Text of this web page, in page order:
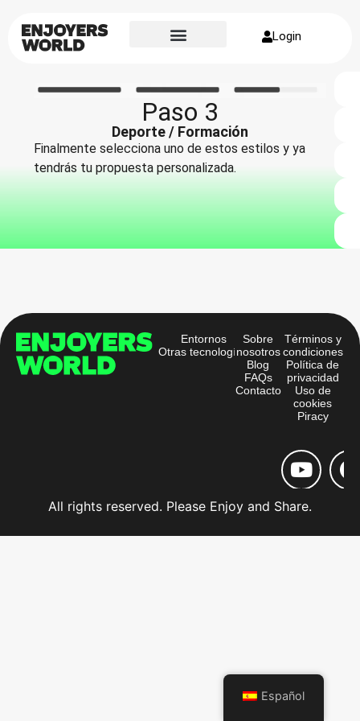
Login
Paso 3
Deporte / Formación
Finalmente selecciona uno de estos estilos y ya
tendrás tu propuesta personalizada.
Entornos
Otras tecnologías
Sobre
nosotros
Blog
FAQs
Contacto
Términos y
condiciones
Política de
privacidad
Uso de
cookies
Piracy
All rights reserved. Please Enjoy and Share.
Español